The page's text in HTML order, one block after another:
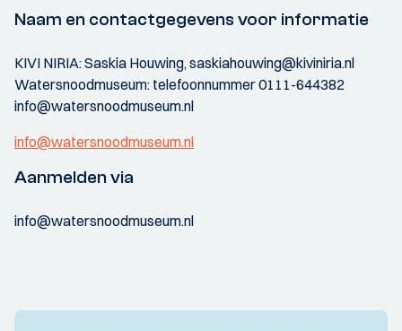
Naam en contactgegevens voor informatie
KIVI NIRIA: Saskia Houwing, saskiahouwing@kiviniria.nl
Watersnoodmuseum: telefoonnummer 0111-644382
info@watersnoodmuseum.nl
info@watersnoodmuseum.nl
Aanmelden via
info@watersnoodmuseum.nl